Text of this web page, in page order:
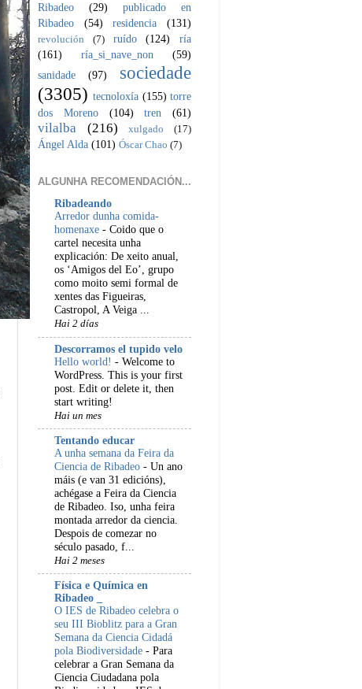
Ribadeo
(29)
publicado en
Ribadeo
(54) residencia (131)
revolución (7) ruído (124)
ría
(161)
ría_si_nave_non
(59)
sanidade
(97)
sociedade
(3305) tecnoloxía (155) torre
dos Moreno
(104) tren (61)
vilalba (216) xulgado (17)
Ángel Alda (101) Óscar Chao (7)
ALGUNHA RECOMENDACIÓN...
Ribadeando
Arredor dunha comida-
homenaxe - Coido que o
cartel necesita unha
explicación: De xeito anual,
os ‘Amigos del Eo’, grupo
como moito semi formal de
xentes das Figueiras,
Castropol, A Veiga ...
Hai 2 días
Descorramos el tupido velo
Hello world! - Welcome to
WordPress. This is your first
post. Edit or delete it, then
start writing!
Hai un mes
Tentando educar
A unha semana da Feira da
Ciencia de Ribadeo - Un ano
máis (e van 31 edicións),
achégase a Feira da Ciencia
de Ribadeo. Iso, unha feira
montada arredor da ciencia.
Despois de comezar no
século pasado, f...
Hai 2 meses
Física e Química en
Ribadeo _
O IES de Ribadeo celebra o
seu III Bioblitz para a Gran
Semana da Ciencia Cidadá
pola Biodiversidade - Para
celebrar a Gran Semana da
Ciencia Ciudadana pola